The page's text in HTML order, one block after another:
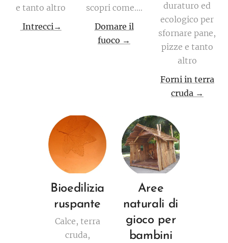
e tanto altro
Intrecci→
scopri come....
Domare il
fuoco →
duraturo ed
ecologico per
sfornare pane,
pizze e tanto
altro
Forni in terra
cruda →
Bioedilizia
ruspante
Calce, terra
cruda,
Aree
naturali di
gioco per
bambini